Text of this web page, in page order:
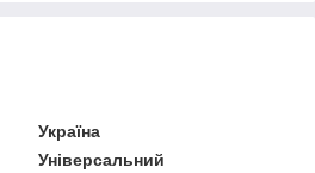
Україна
Універсальний